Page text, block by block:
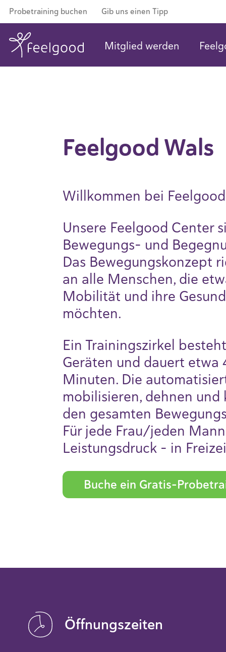
Probetraining buchen Gib uns einen Tipp
Mitglied werden
Feelgood Wals
Willkommen bei
Unsere Feelgood Center
Bewegungs- und
Das Bewegungskonzept
an alle Menschen, die
Mobilität und ihre
möchten.
Ein Trainingszirkel
Geräten und dauert etwa
Minuten. Die
mobilisieren, dehnen und
den gesamten
Für jede Frau/jeden
Leistungsdruck - in
Buche ein Gratis-
Öffnungszeiten